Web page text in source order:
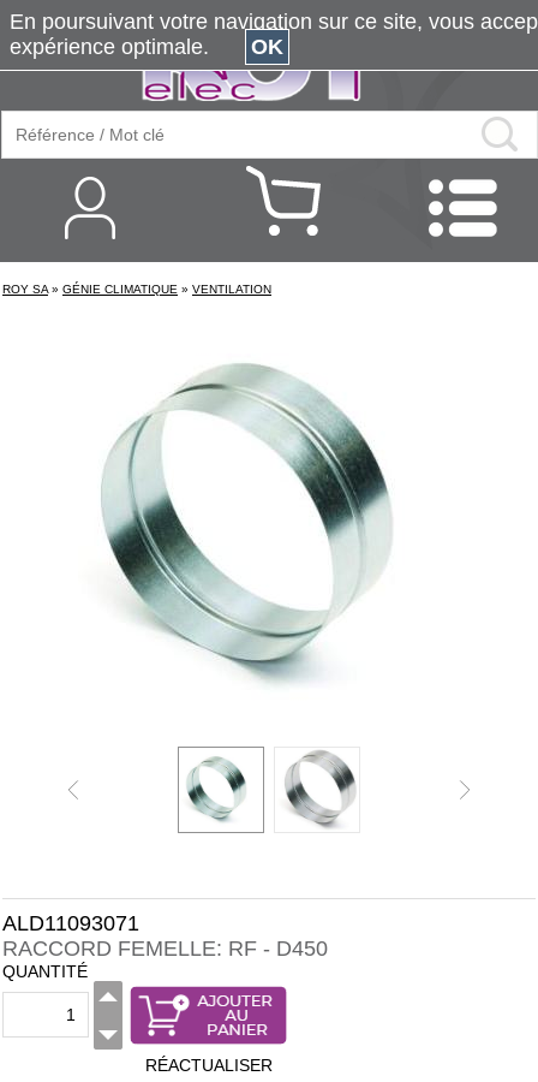
ROY SA » GÉNIE CLIMATIQUE » VENTILATION
ALD11093071
RACCORD FEMELLE: RF - D450
QUANTITÉ
RÉACTUALISER
En poursuivant votre navigation sur ce site, vous
expérience optimale.
OK